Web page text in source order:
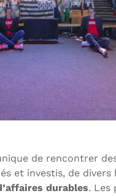
de rencontrer
et investis, de
durables. Les